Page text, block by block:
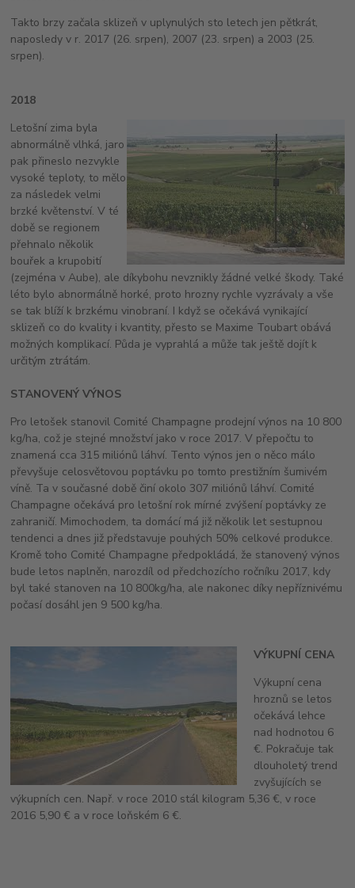
Takto brzy začala sklizeň v uplynulých sto letech jen pětkrát,
naposledy v r. 2017 (26. srpen), 2007 (23. srpen) a 2003 (25.
srpen).
2018
Letošní zima byla
abnormálně vlhká, jaro
pak přineslo nezvykle
vysoké teploty, to mělo
za následek velmi
brzké květenství. V té
době se regionem
přehnalo několik
bouřek a krupobití
(zejména v Aube), ale díkybohu nevznikly žádné velké škody. Také
léto bylo abnormálně horké, proto hrozny rychle vyzrávaly a vše
se tak blíží k brzkému vinobraní. I když se očekává vynikající
sklizeň co do kvality i kvantity, přesto se Maxime Toubart obává
možných komplikací. Půda je vyprahlá a může tak ještě dojít k
určitým ztrátám.
STANOVENÝ VÝNOS
Pro letošek stanovil Comité Champagne prodejní výnos na 10 800
kg/ha, což je stejné množství jako v roce 2017. V přepočtu to
znamená cca 315 miliónů láhví. Tento výnos jen o něco málo
převyšuje celosvětovou poptávku po tomto prestižním šumivém
víně. Ta v současné době činí okolo 307 miliónů láhví. Comité
Champagne očekává pro letošní rok mírné zvýšení poptávky ze
zahraničí. Mimochodem, ta domácí má již několik let sestupnou
tendenci a dnes již představuje pouhých 50% celkové produkce.
Kromě toho Comité Champagne předpokládá, že stanovený výnos
bude letos naplněn, narozdíl od předchozícho ročníku 2017, kdy
byl také stanoven na 10 800kg/ha, ale nakonec díky nepříznivému
počasí dosáhl jen 9 500 kg/ha.
VÝKUPNÍ CENA
Výkupní cena
hroznů se letos
očekává lehce
nad hodnotou 6
€. Pokračuje tak
dlouholetý trend
zvyšujících se
výkupních cen. Např. v roce 2010 stál kilogram 5,36 €, v roce
2016 5,90 € a v roce loňském 6 €.